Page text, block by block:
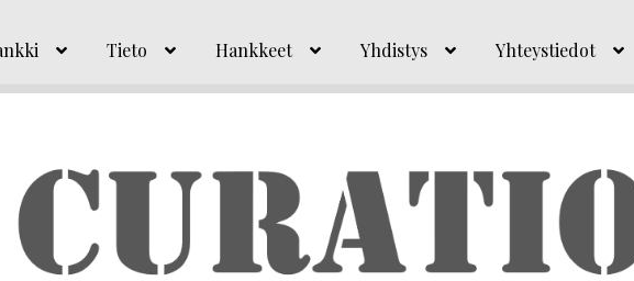
Tieto Hankkeet Yhdistys Yhteystiedot